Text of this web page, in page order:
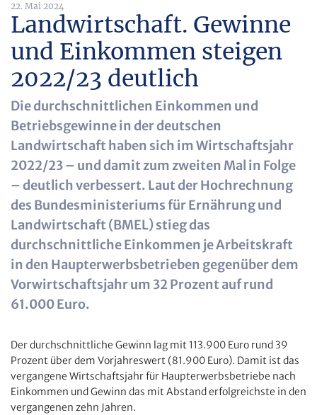
22. Mai 2024
Landwirtschaft. Gewinne
und Einkommen steigen
2022/23 deutlich
Die durchschnittlichen Einkommen und
Betriebsgewinne in der deutschen
Landwirtschaft haben sich im Wirtschaftsjahr
2022/23 – und damit zum zweiten Mal in Folge
– deutlich verbessert. Laut der Hochrechnung
des Bundesministeriums für Ernährung und
Landwirtschaft (BMEL) stieg das
durchschnittliche Einkommen je Arbeitskraft
in den Haupterwerbsbetrieben gegenüber dem
Vorwirtschaftsjahr um 32 Prozent auf rund
61.000 Euro.
Der durchschnittliche Gewinn lag mit 113.900 Euro rund 39
Prozent über dem Vorjahreswert (81.900 Euro). Damit ist das
vergangene Wirtschaftsjahr für Haupterwerbsbetriebe nach
Einkommen und Gewinn das mit Abstand erfolgreichste in den
vergangenen zehn Jahren.